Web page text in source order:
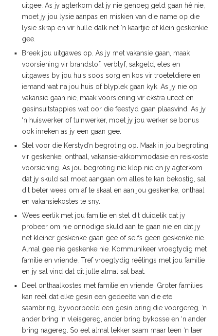
uitgee. As jy agterkom dat jy nie genoeg geld gaan hê nie,
moet jy jou lysie aanpas en miskien van die name op die
lysie skrap en vir hulle dalk net ‘n kaartjie of klein geskenkie
gee.
Breek jou uitgawes op. As jy met vakansie gaan, maak
voorsiening vir brandstof, verblyf, sakgeld, etes en
uitgawes by jou huis soos sorg en kos vir troeteldiere en
iemand wat na jou huis of blyplek gaan kyk. As jy nie op
vakansie gaan nie, maak voorsiening vir ekstra uiteet en
gesinsuitstappies wat oor die feestyd gaan plaasvind. As jy
‘n huiswerker of tuinwerker, moet jy jou werker se bonus
ook inreken as jy een gaan gee.
Stel voor die Kerstyd’n begroting op. Maak in jou begroting
vir geskenke, onthaal, vakansie-akkommodasie en reiskoste
voorsiening. As jou begroting nie klop nie en jy agterkom
dat jy skuld sal moet aangaan om alles te kan bekostig, sal
dit beter wees om af te skaal en aan jou geskenke, onthaal
en vakansiekostes te sny.
Wees eerlik met jou familie en stel dit duidelik dat jy
probeer om nie onnodige skuld aan te gaan nie en dat jy
net kleiner geskenke gaan gee of selfs geen geskenke nie.
Almal gee nie geskenke nie. Kommunikeer vroegtydig met
familie en vriende. Tref vroegtydig reëlings met jou familie
en jy sal vind dat dit julle almal sal baat.
Deel onthaalkostes met familie en vriende. Groter families
kan reël dat elke gesin een gedeelte van die ete
saambring, byvoorbeeld een gesin bring die voorgereg, ‘n
ander bring ‘n vleisgereg, ander bring bykosse en ‘n ander
bring nagereg. So eet almal lekker saam maar teen ‘n laer